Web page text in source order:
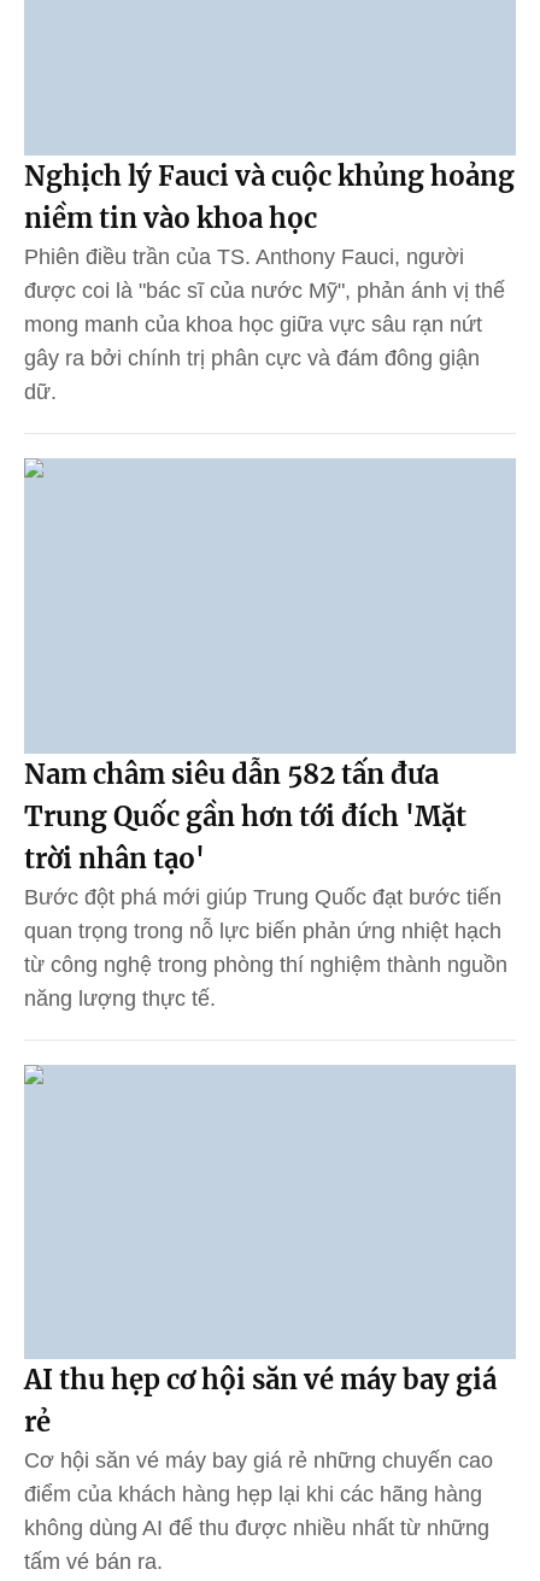
Nghịch lý Fauci và cuộc khủng hoảng
niềm tin vào khoa học
Phiên điều trần của TS. Anthony Fauci, người
được coi là "bác sĩ của nước Mỹ", phản ánh vị thế
mong manh của khoa học giữa vực sâu rạn nứt
gây ra bởi chính trị phân cực và đám đông giận
dữ.
Nam châm siêu dẫn 582 tấn đưa
Trung Quốc gần hơn tới đích 'Mặt
trời nhân tạo'
Bước đột phá mới giúp Trung Quốc đạt bước tiến
quan trọng trong nỗ lực biến phản ứng nhiệt hạch
từ công nghệ trong phòng thí nghiệm thành nguồn
năng lượng thực tế.
AI thu hẹp cơ hội săn vé máy bay giá
rẻ
Cơ hội săn vé máy bay giá rẻ những chuyến cao
điểm của khách hàng hẹp lại khi các hãng hàng
không dùng AI để thu được nhiều nhất từ những
tấm vé bán ra.